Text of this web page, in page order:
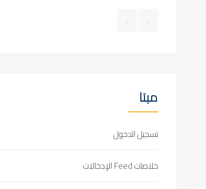
.
.
ميتا
تسجيل الدخول
خلاصات Feed الإدخالات